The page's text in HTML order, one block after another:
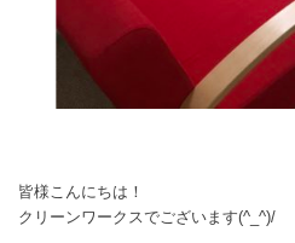
皆様こんにちは！
クリーンワークスでございます(^_^)/